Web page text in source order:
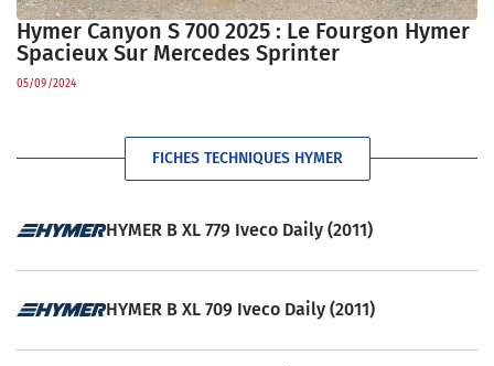
Hymer Canyon S 700 2025 : Le Fourgon Hymer
Spacieux Sur Mercedes Sprinter
05/09/2024
FICHES TECHNIQUES HYMER
HYMER B XL 779 Iveco Daily (2011)
HYMER B XL 709 Iveco Daily (2011)